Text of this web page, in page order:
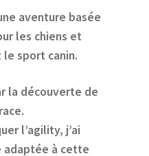
aventure basée
les chiens et
sport canin.
la découverte de
l’agility, j’ai
adaptée à cette